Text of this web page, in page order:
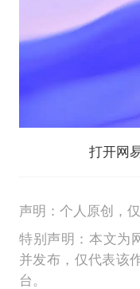
打开网
声明：个人原创，
特别声明：本文为
并发布，仅代表该
台。